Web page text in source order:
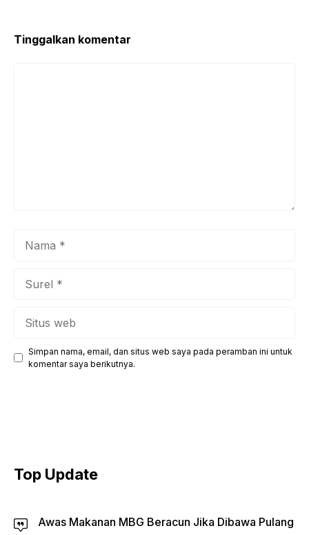
Tinggalkan komentar
Simpan nama, email, dan situs web saya pada peramban ini untuk
komentar saya berikutnya.
Top Update
Awas Makanan MBG Beracun Jika Dibawa Pulang